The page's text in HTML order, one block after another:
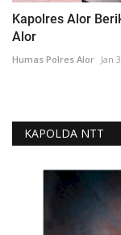
Kapolres Alor
Alor
Humas Polres Alor Jan
KAPOLDA NTT